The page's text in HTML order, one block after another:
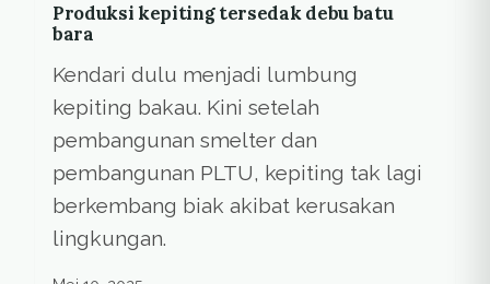
Produksi kepiting tersedak debu batu
bara
Kendari dulu menjadi lumbung
kepiting bakau. Kini setelah
pembangunan smelter dan
pembangunan PLTU, kepiting tak lagi
berkembang biak akibat kerusakan
lingkungan.